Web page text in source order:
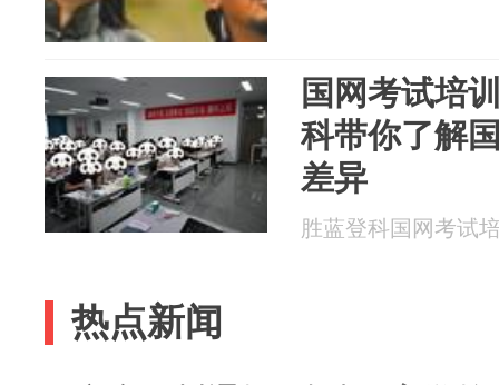
国网考试培
科带你了解
差异
胜蓝登科国网考试
热点新闻